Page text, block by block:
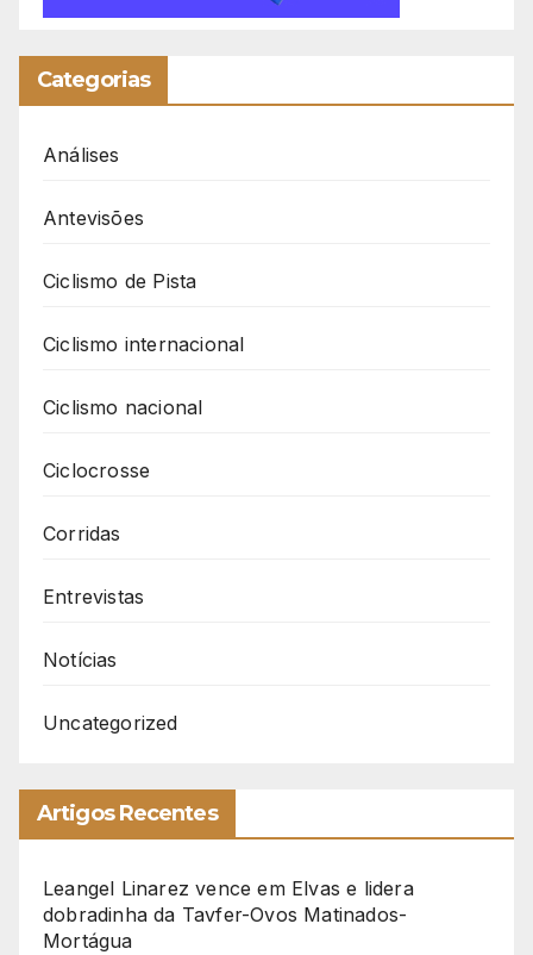
Categorias
Análises
Antevisões
Ciclismo de Pista
Ciclismo internacional
Ciclismo nacional
Ciclocrosse
Corridas
Entrevistas
Notícias
Uncategorized
Artigos Recentes
Leangel Linarez vence em Elvas e lidera
dobradinha da Tavfer-Ovos Matinados-
Mortágua